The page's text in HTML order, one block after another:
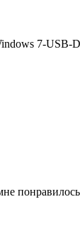
7-USB-
понравилось.